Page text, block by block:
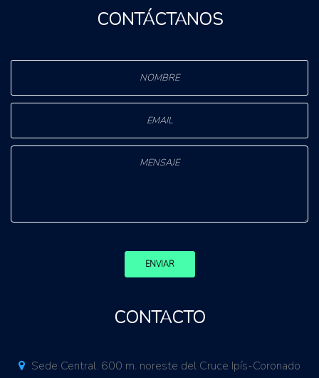
CONTÁCTANOS
ENVIAR
CONTACTO
Sede Central. 600 m. noreste del Cruce Ipís-Coronado